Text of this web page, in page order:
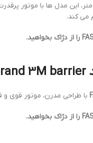
می کند.
با طراحی مدرن، موتور قوی و